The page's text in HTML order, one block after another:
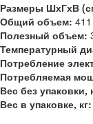
Размеры ШхГхВ
Общий объем:
Полезный объем:
Температурный
Потребление
Потребляемая
Вес без упаковки,
Вес в упаковке, кг: